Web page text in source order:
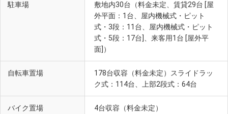
駐車場
敷地内30台（料金未定、賃貸29台 [屋
外平面：1台、屋内機械式・ピット
式・3段：11台、屋内機械式・ピット
式・5段：17台]、来客用1台 [屋外平
面]）
自転車置場
178台収容（料金未定）スライドラッ
ク式：114台、上部2段式：64台
バイク置場 4台収容（料金未定）